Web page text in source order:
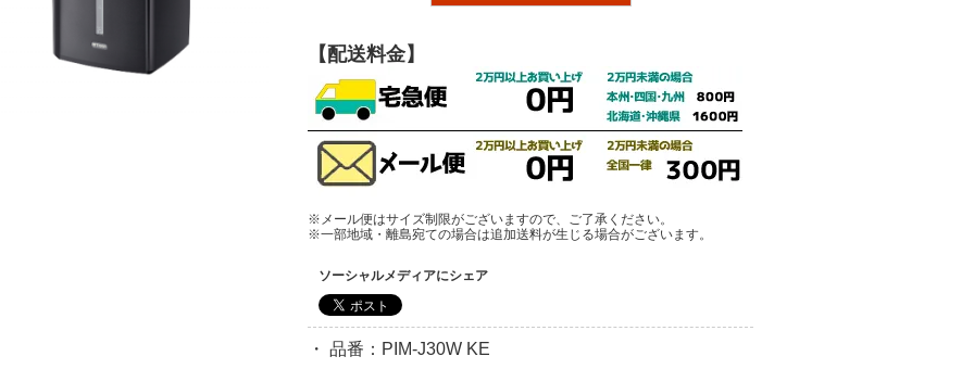
【配送料金】
※メール便はサイズ制限がございますので、ご了承ください。
※一部地域・離島宛ての場合は追加送料が生じる場合がございます。
ソーシャルメディアにシェア
・ 品番：PIM-J30W KE